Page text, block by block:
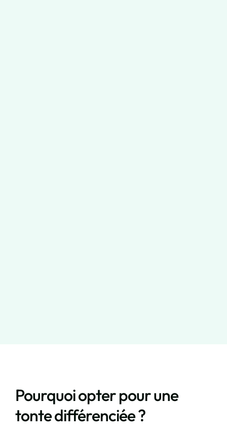
Pourquoi opter pour une
tonte différenciée ?